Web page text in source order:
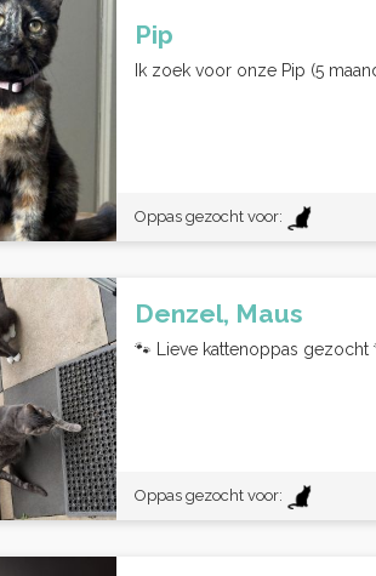
Pip
Ik zoek voor onze Pip (5
Oppas gezocht voor:
Denzel, Maus
🐾 Lieve kattenoppas gezocht
Oppas gezocht voor: